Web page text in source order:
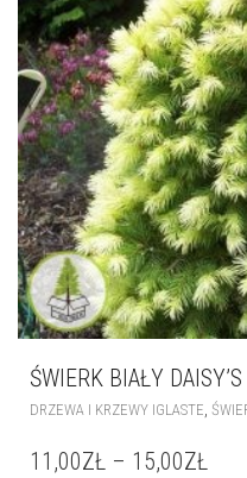
ŚWIERK BIAŁY
DRZEWA I KRZEWY IGLASTE,
11,00ZŁ – 15,00ZŁ